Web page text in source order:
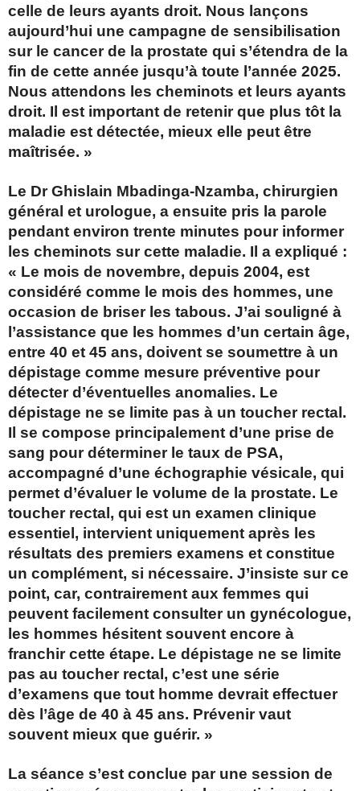
celle de leurs ayants droit. Nous lançons
aujourd’hui une campagne de sensibilisation
sur le cancer de la prostate qui s’étendra de la
fin de cette année jusqu’à toute l’année 2025.
Nous attendons les cheminots et leurs ayants
droit. Il est important de retenir que plus tôt la
maladie est détectée, mieux elle peut être
maîtrisée. »
Le Dr Ghislain Mbadinga-Nzamba, chirurgien
général et urologue, a ensuite pris la parole
pendant environ trente minutes pour informer
les cheminots sur cette maladie. Il a expliqué :
« Le mois de novembre, depuis 2004, est
considéré comme le mois des hommes, une
occasion de briser les tabous. J’ai souligné à
l’assistance que les hommes d’un certain âge,
entre 40 et 45 ans, doivent se soumettre à un
dépistage comme mesure préventive pour
détecter d’éventuelles anomalies. Le
dépistage ne se limite pas à un toucher rectal.
Il se compose principalement d’une prise de
sang pour déterminer le taux de PSA,
accompagné d’une échographie vésicale, qui
permet d’évaluer le volume de la prostate. Le
toucher rectal, qui est un examen clinique
essentiel, intervient uniquement après les
résultats des premiers examens et constitue
un complément, si nécessaire. J’insiste sur ce
point, car, contrairement aux femmes qui
peuvent facilement consulter un gynécologue,
les hommes hésitent souvent encore à
franchir cette étape. Le dépistage ne se limite
pas au toucher rectal, c’est une série
d’examens que tout homme devrait effectuer
dès l’âge de 40 à 45 ans. Prévenir vaut
souvent mieux que guérir. »
La séance s’est conclue par une session de